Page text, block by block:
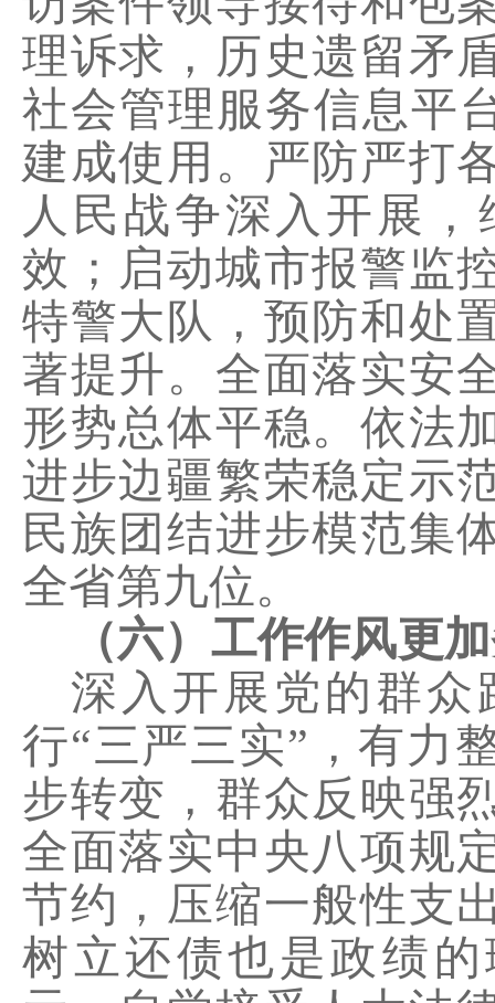
理诉求，历史遗留矛
社会管理服务信息平
建成使用。严防严打
人民战争深入开展
效；启动城市报警监
特警大队，预防和处
著提升。全面落实安
形势总体平稳。依法
进步边疆繁荣稳定示
民族团结进步模范集
全省第九位。
（六）工作作风更
深入开展党的群
行“三严三实”，有力
步转变，群众反映强
全面落实中央八项规
节约，压缩一般性支
树立还债也是政绩